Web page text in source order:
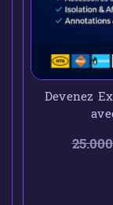
Devenez